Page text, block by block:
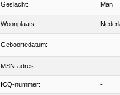
Geslacht: Man
Woonplaats:
Geboortedatum: -
MSN-adres: -
ICQ-nummer: -